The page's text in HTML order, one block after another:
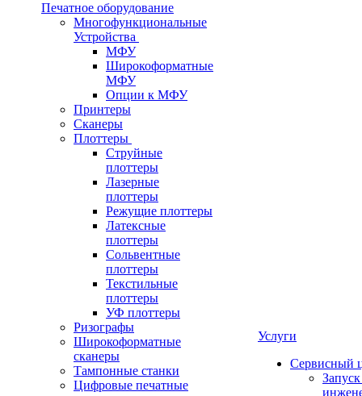
Печатное оборудование
Многофункциональные
Устройства
МФУ
Широкоформатные
МФУ
Опции к МФУ
Принтеры
Сканеры
Плоттеры
Струйные
плоттеры
Лазерные
плоттеры
Режущие плоттеры
Латексные
плоттеры
Сольвентные
плоттеры
Текстильные
плоттеры
УФ плоттеры
Ризографы
Широкоформатные
сканеры
Тампонные станки
Цифровые печатные
Услуги
Сервисный